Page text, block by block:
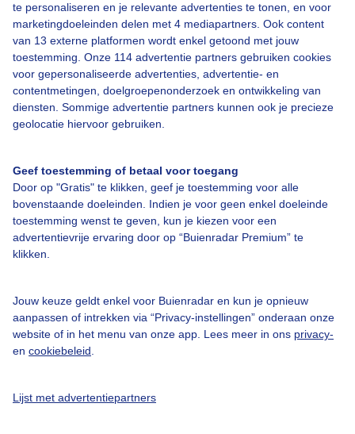
te personaliseren en je relevante advertenties te tonen, en voor
marketingdoeleinden delen met 4 mediapartners. Ook content
van 13 externe platformen wordt enkel getoond met jouw
toestemming. Onze 114 advertentie partners gebruiken cookies
voor gepersonaliseerde advertenties, advertentie- en
contentmetingen, doelgroepenonderzoek en ontwikkeling van
diensten. Sommige advertentie partners kunnen ook je precieze
geolocatie hiervoor gebruiken.
Geef toestemming of betaal voor toegang
Door op "Gratis" te klikken, geef je toestemming voor alle
bovenstaande doeleinden. Indien je voor geen enkel doeleinde
toestemming wenst te geven, kun je kiezen voor een
advertentievrije ervaring door op “Buienradar Premium” te
klikken.
Jouw keuze geldt enkel voor Buienradar en kun je opnieuw
aanpassen of intrekken via “Privacy-instellingen” onderaan onze
website of in het menu van onze app. Lees meer in ons privacy-
en cookiebeleid
Lijst met advertentiepartners
Over Buienradar
Bedrijfsgegevens
Contact
Toegankelijkheid
Gebruikersvoorwaarden
Adverteren
Privacy beleid
Cookie beleid